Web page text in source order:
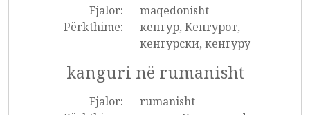
Fjalor:
maqedonisht
Përkthime:
кенгур, Кенгурот,
кенгурски, кенгуру
kanguri në rumanisht
Fjalor:
rumanisht